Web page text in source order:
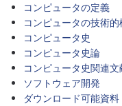
コンピュータの定義
コンピュータの技術
コンピュータ史
コンピュータ史論
コンピュータ史関連文
ソフトウェア開発
ダウンロード可能資料